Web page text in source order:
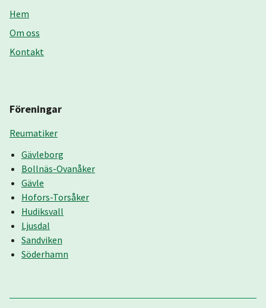
Hem
Om oss
Kontakt
Föreningar
Reumatiker
Gävleborg
Bollnäs-Ovanåker
Gävle
Hofors-Torsåker
Hudiksvall
Ljusdal
Sandviken
Söderhamn